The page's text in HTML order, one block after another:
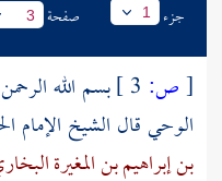
جزء 1 صفحة 3
[ص:
بسم الله
الوحي قال الشيخ الإمام
بن إبراهيم بن المغيرة